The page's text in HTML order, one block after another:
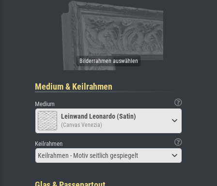
Medium & Keilrahmen
Medium
Leinwand Leonardo (Satin)
(Canvas Venezia)
Keilrahmen
Keilrahmen - Motiv seitlich gespiegelt